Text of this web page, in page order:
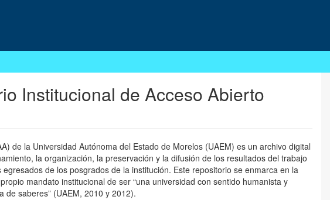
Institucional de Acceso Abierto
de la Universidad Autónoma del Estado de Morelos (UAEM) es un archivo digital
la organización, la preservación y la difusión de los resultados del trabajo
de los posgrados de la institución. Este repositorio se enmarca en la
mandato institucional de ser “una universidad con sentido humanista y
saberes” (UAEM, 2010 y 2012).